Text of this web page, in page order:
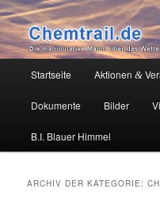
Zum
primären
Inhalt
springen
Zum
sekundären
Inhalt
springenChemtrail.de
Die manipulative Macht über
Startseite Aktionen &
Dokumente Bilder
B.I. Blauer Himmel
ARCHIV DER KATEGORIE: